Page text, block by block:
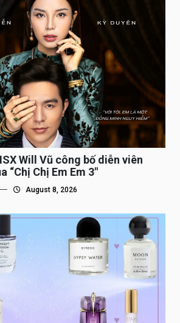
Will Vũ công bố diễn viên
“Chị Chị Em Em 3″
August 8, 2026